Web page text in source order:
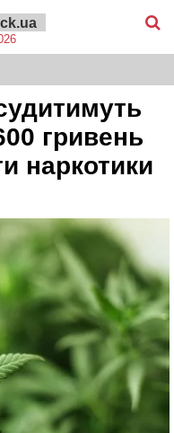
гривень
наркотики